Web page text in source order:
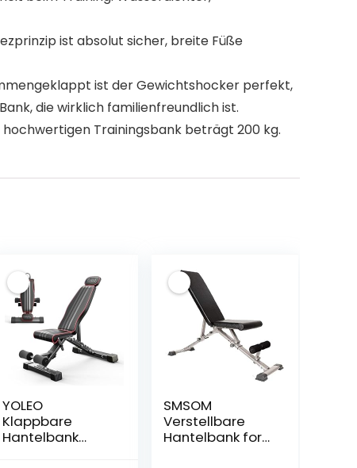
ist absolut sicher, breite Füße
ist der Gewichtshocker perfekt,
die wirklich familienfreundlich ist.
hochwertigen Trainingsbank beträgt 200 kg.
YOLEO
Klappbare
Hantelbank
SMSOM
Verstellbare
Hantelbank for